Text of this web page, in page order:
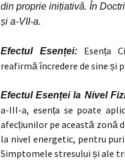
din proprie inițiativă. În
și a-VII-a.
Efectul Esenței: Esența
reafirmă încredere de sine și
Efectul Esenței la Nivel
a-III-a, esența se poate
afecțiunilor pe această zonă
la nivel energetic, pentru
Simptomele stresului și ale